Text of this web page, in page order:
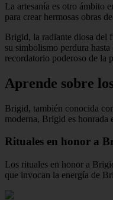
La artesanía es otro ámbito
para crear hermosas obras
Brigid, la radiante diosa del
su simbolismo perdura
recordatorio poderoso de la
Aprende sobre
Brigid, también conocida
moderna, Brigid es honrada
Rituales en honor a
Los rituales en honor a
que invocan la energía de